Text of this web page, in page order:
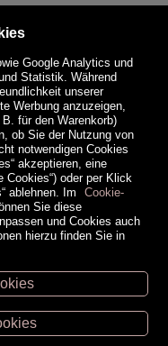
Google Analytics und
Statistik. Während
unserer
Werbung anzuzeigen,
für den Warenkorb)
ob Sie der Nutzung von
notwendigen Cookies
akzeptieren, eine
Cookies“) oder per Klick
ablehnen. Im
Cookie-
Sie diese
und Cookies auch
hierzu finden Sie in